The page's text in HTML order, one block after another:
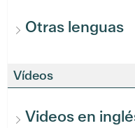
Otras lenguas
Vídeos
Videos en